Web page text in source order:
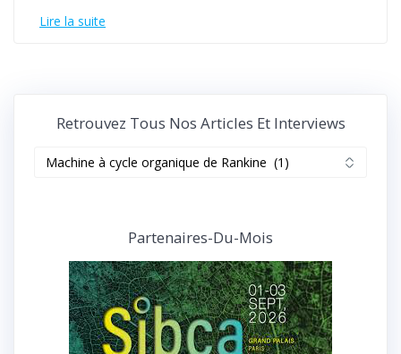
Lire la suite
Retrouvez Tous Nos Articles Et Interviews
Retrouvez
interviews
Partenaires-Du-Mois